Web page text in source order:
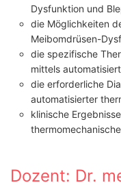
Dysfunktion und
die Möglichkeiten
Meibomdrüsen-
die spezifische
mittels
die erforderliche
automatisierter
klinische
Dozent: Dr.